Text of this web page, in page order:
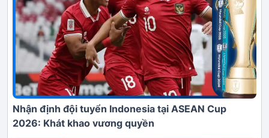
Nhận định đội tuyển Indonesia tại ASEAN Cup
2026: Khát khao vương quyền